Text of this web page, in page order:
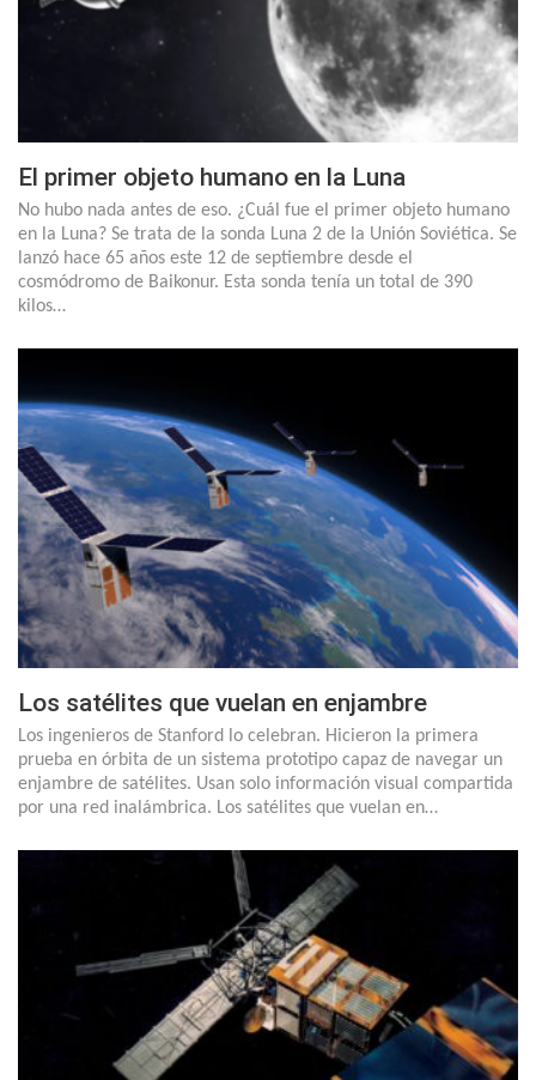
El primer objeto humano en la Luna
No hubo nada antes de eso. ¿Cuál fue el primer objeto humano
en la Luna? Se trata de la sonda Luna 2 de la Unión Soviética. Se
lanzó hace 65 años este 12 de septiembre desde el
cosmódromo de Baikonur. Esta sonda tenía un total de 390
kilos…
Los satélites que vuelan en enjambre
Los ingenieros de Stanford lo celebran. Hicieron la primera
prueba en órbita de un sistema prototipo capaz de navegar un
enjambre de satélites. Usan solo información visual compartida
por una red inalámbrica. Los satélites que vuelan en…